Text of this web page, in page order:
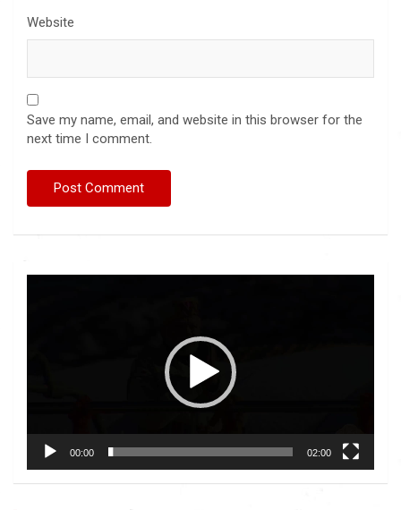
Website
Save my name, email, and website in this browser for the
next time I comment.
00:00 02:00